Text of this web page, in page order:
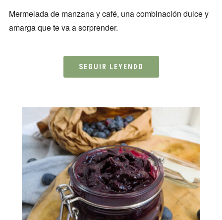
Mermelada de manzana y café, una combinación dulce y
amarga que te va a sorprender.
SEGUIR LEYENDO